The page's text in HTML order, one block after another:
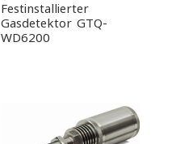
Festinstallierter
Gasdetektor GTQ-
WD6200